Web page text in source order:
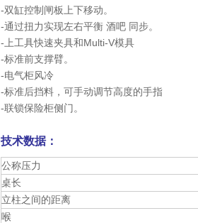
-双缸控制闸板上下移动。
-通过扭力实现左右平衡 酒吧 同步。
-上工具快速夹具和Multi-V模具
-标准前支撑臂。
-电气柜风冷
-标准后挡料，可手动调节高度的手指
-联锁保险柜侧门。
技术数据：
公称压力
桌长
立柱之间的距离
喉